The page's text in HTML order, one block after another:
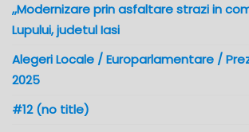
,,Modernizare prin asfaltare strazi in
Lupului, judetul Iasi
Alegeri Locale / Europarlamentare /
2025
#12 (no title)